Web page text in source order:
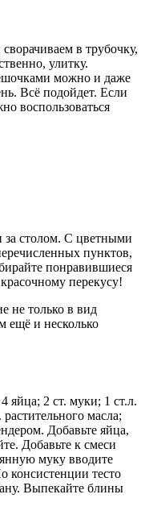
в трубочку,
улитку.
можно и даже
Всё подойдет. Если
воспользоваться
за столом. С цветными
пунктов,
понравившиеся
перекусу!
не только в вид
ещё и несколько
яйца; 2 ст. муки; 1 ст.л.
масла;
Добавьте яйца,
Добавьте к смеси
муку вводите
консистенции тесто
Выпекайте блины